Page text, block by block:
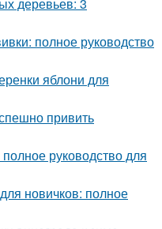
деревьев: 3
полное руководство
яблони для
привить
руководство для
новичков: полное